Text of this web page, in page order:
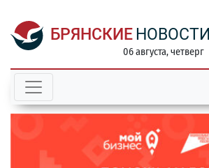
БРЯНСКИЕ НОВОСТИ
06 августа, четверг